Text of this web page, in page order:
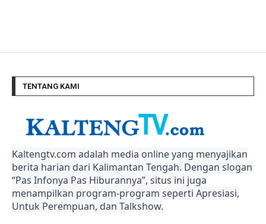
TENTANG KAMI
Kaltengtv.com adalah media online yang menyajikan
berita harian dari Kalimantan Tengah. Dengan slogan
“Pas Infonya Pas Hiburannya”, situs ini juga
menampilkan program-program seperti Apresiasi,
Untuk Perempuan, dan Talkshow.